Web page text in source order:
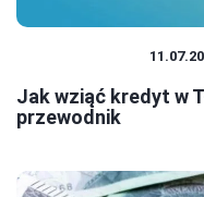
Jak wziąć kredyt w
przewodnik